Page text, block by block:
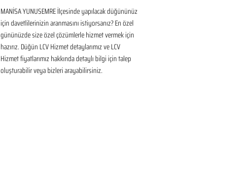
MANİSA YUNUSEMRE İlçesinde yapılacak düğününüz
için davetlilerinizin aranmasını istiyorsanız? En özel
gününüzde size özel çözümlerle hizmet vermek için
hazırız. Düğün LCV Hizmet detaylarımız ve LCV
Hizmet fiyatlarımız hakkında detaylı bilgi için talep
oluşturabilir veya bizleri arayabilirsiniz.